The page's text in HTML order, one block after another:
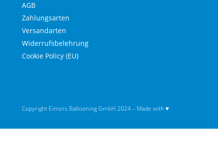
AGB
Zahlungsarten
Versandarten
Widerrufsbelehrung
Cookie Policy (EU)
Copyright Eimers Ballooning GmbH 2024 – Made with ♥